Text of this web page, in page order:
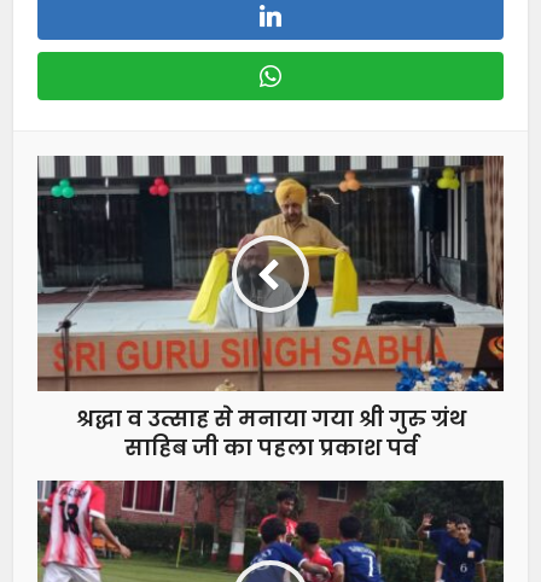
श्रद्धा व उत्साह से मनाया गया श्री गुरु ग्रंथ
साहिब जी का पहला प्रकाश पर्व